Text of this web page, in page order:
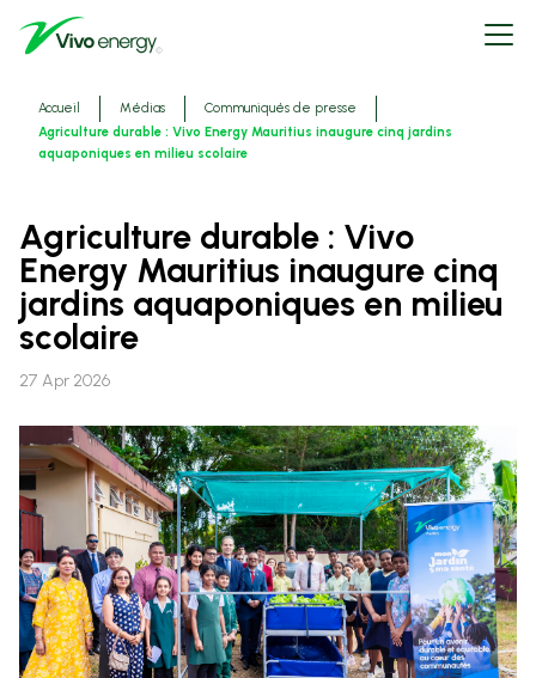
contenu
principal
Open
menu
Fils
Accueil Médias
Communiqués de presse
Agriculture durable : Vivo Energy Mauritius inaugure cinq jardins
aquaponiques en milieu scolaire
Agriculture durable : Vivo
Energy Mauritius inaugure cinq
jardins aquaponiques en milieu
scolaire
27 Apr 2026